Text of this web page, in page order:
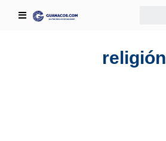
religión